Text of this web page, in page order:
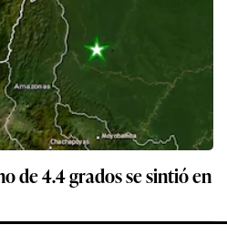
de 4.4 grados se sintió en